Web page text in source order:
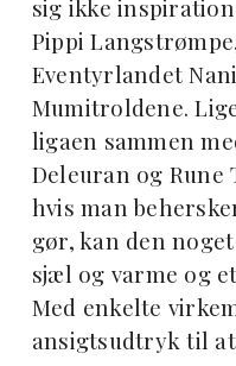
sig ikke
Pippi
Eventyrlandet
Mumitroldene.
ligaen sammen
Deleuran og Rune
hvis man
gør, kan den
sjæl og varme og
Med enkelte
ansigtsudtryk til